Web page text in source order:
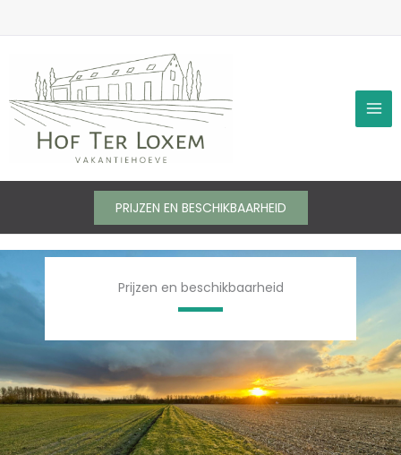
naar
inhoud
PRIJZEN EN BESCHIKBAARHEID
Prijzen en beschikbaarheid